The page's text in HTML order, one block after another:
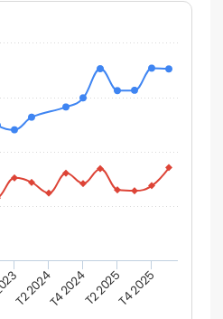
T2 2024T4 2024T2 2025T4 2025